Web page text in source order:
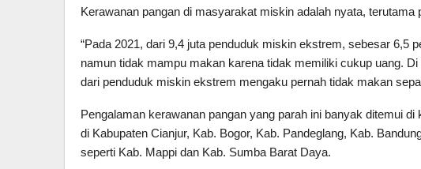
Kerawanan pangan di masyarakat miskin adalah nyata, terutama
“Pada 2021, dari 9,4 juta penduduk miskin ekstrem, sebesar 6,5
namun tidak mampu makan karena tidak memiliki cukup uang.
dari penduduk miskin ekstrem mengaku pernah tidak makan
Pengalaman kerawanan pangan yang parah ini banyak ditemui
di Kabupaten Cianjur, Kab. Bogor, Kab. Pandeglang, Kab.
seperti Kab. Mappi dan Kab. Sumba Barat Daya.